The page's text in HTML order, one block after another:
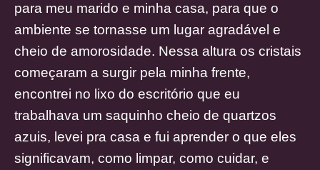
para meu marido e minha casa, para que o
ambiente se tornasse um lugar agradável e
cheio de amorosidade. Nessa altura os cristais
começaram a surgir pela minha frente,
encontrei no lixo do escritório que eu
trabalhava um saquinho cheio de quartzos
azuis, levei pra casa e fui aprender o que eles
significavam, como limpar, como cuidar, e